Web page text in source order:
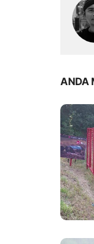
ANDA